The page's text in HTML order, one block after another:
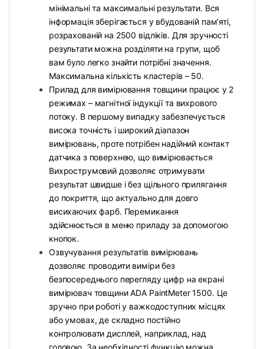
мінімальні та максимальні результати. Вся
інформація зберігається у вбудованій пам’яті,
розрахованій на 2500 відліків. Для зручності
результати можна розділяти на групи, щоб
вам було легко знайти потрібні значення.
Максимальна кількість кластерів – 50.
Прилад для вимірювання товщини працює у 2
режимах – магнітної індукції та вихрового
потоку. В першому випадку забезпечується
висока точність і широкий діапазон
вимірювань, проте потрібен надійний контакт
датчика з поверхнею, що вимірювається
Вихрострумовий дозволяє отримувати
результат швидше і без щільного прилягання
до покриття, що актуально для довго
висихаючих фарб. Перемикання
здійснюється в меню приладу за допомогою
кнопок.
Озвучування результатів вимірювань
дозволяє проводити виміри без
безпосереднього перегляду цифр на екрані
вимірювач товщини ADA PaintMeter 1500. Це
зручно при роботі у важкодоступних місцях
або умовах, де складно постійно
контролювати дисплей, наприклад, над
головою. За необхідності функцію можна